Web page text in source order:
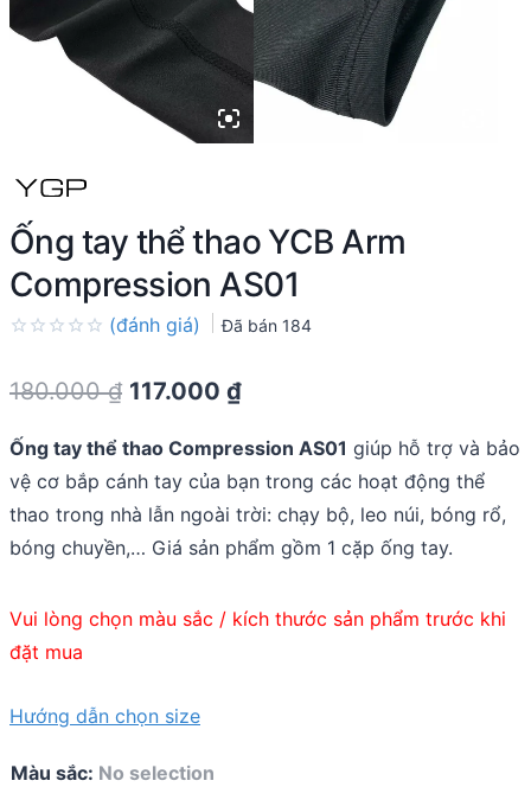
Ống tay thể thao YCB Arm
Compression AS01
out
(đánh giá) Đã bán 184
180.000₫ Original
was:
180.000 ₫.
117.000 ₫Current
is:
117.000 ₫.
Ống tay thể thao Compression AS01 giúp hỗ trợ và bảo
vệ cơ bắp cánh tay của bạn trong các hoạt động thể
thao trong nhà lẫn ngoài trời: chạy bộ, leo núi, bóng rổ,
bóng chuyền,… Giá sản phẩm gồm 1 cặp ống tay.
Vui lòng chọn màu sắc / kích thước sản phẩm trước khi
đặt mua
Hướng dẫn chọn size
Màu sắc: No selection